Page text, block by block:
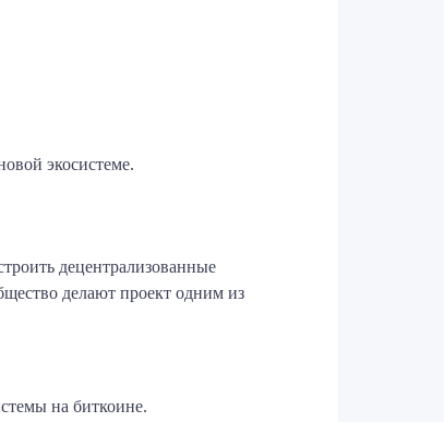
экосистеме.
децентрализованные
делают проект одним из
на биткоине.